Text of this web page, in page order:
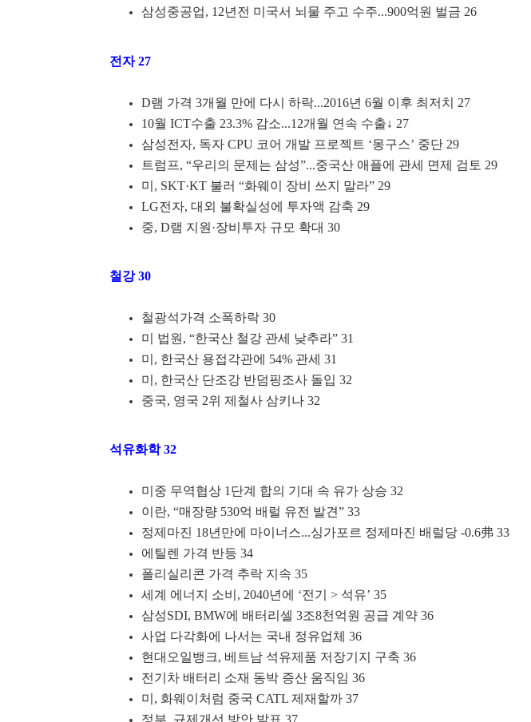
삼성중공업, 12년전 미국서 뇌물 주고 수주...900억원 벌금 26
전자 27
D램 가격 3개월 만에 다시 하락...2016년 6월 이후 최저치 27
10월 ICT수출 23.3% 감소...12개월 연속 수출↓ 27
삼성전자, 독자 CPU 코어 개발 프로젝트 ‘몽구스’ 중단 29
트럼프, “우리의 문제는 삼성”...중국산 애플에 관세 면제 검토 29
미, SKT·KT 불러 “화웨이 장비 쓰지 말라” 29
LG전자, 대외 불확실성에 투자액 감축 29
중, D램 지원·장비투자 규모 확대 30
철강 30
철광석가격 소폭하락 30
미 법원, “한국산 철강 관세 낮추라” 31
미, 한국산 용접각관에 54% 관세 31
미, 한국산 단조강 반덤핑조사 돌입 32
중국, 영국 2위 제철사 삼키나 32
석유화학 32
미중 무역협상 1단계 합의 기대 속 유가 상승 32
이란, “매장량 530억 배럴 유전 발견” 33
정제마진 18년만에 마이너스...싱가포르 정제마진 배럴당 -0.6弗 33
에틸렌 가격 반등 34
폴리실리콘 가격 추락 지속 35
세계 에너지 소비, 2040년에 ‘전기 > 석유’ 35
삼성SDI, BMW에 배터리셀 3조8천억원 공급 계약 36
사업 다각화에 나서는 국내 정유업체 36
현대오일뱅크, 베트남 석유제품 저장기지 구축 36
전기차 배터리 소재 동박 증산 움직임 36
미, 화웨이처럼 중국 CATL 제재할까 37
정부, 규제개선 방안 발표 37